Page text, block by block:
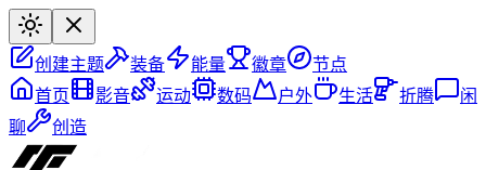
创建主题 装备 能量 徽章
节点
首页
影音 运动 数码 户外 生活 折腾
闲
聊
创造